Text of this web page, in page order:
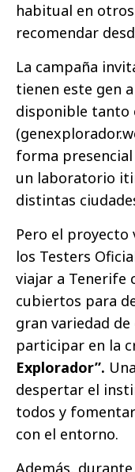
habitual en
recomendar
La campaña
tienen este gen
disponible tanto
(
forma
un laboratorio
distintas
Pero el proyecto
los Testers
viajar a Tenerife
cubiertos para
gran variedad
participar en la
Explorador”.
despertar el
todos y
con el entorno.